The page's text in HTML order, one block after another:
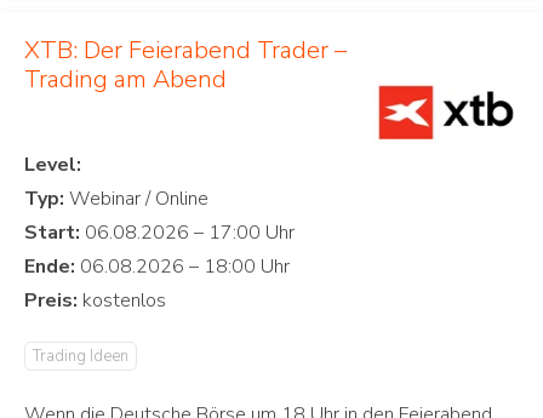
XTB: Der Feierabend Trader –
Trading am Abend
Level:
Typ:
Start:
Ende:
Preis:
Trading Ideen